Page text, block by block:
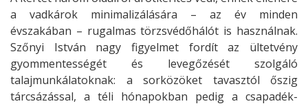
a vadkárok minimalizálására – az év minden
évszakában – rugalmas törzsvédőhálót is használnak.
Szőnyi István nagy figyelmet fordít az ültetvény
gyommentességét és levegőzését szolgáló
talajmunkálatoknak: a sorközöket tavasztól őszig
tárcsázással, a téli hónapokban pedig a csapadék-